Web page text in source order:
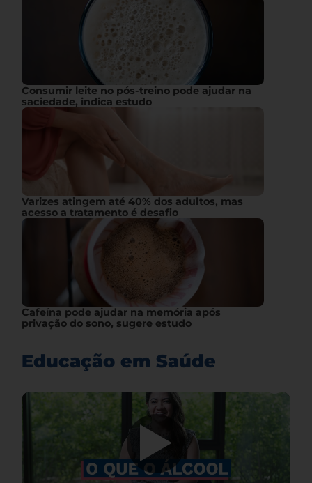
Consumir leite no pós-treino pode ajudar na
saciedade, indica estudo
Varizes atingem até 40% dos adultos, mas
acesso a tratamento é desafio
Cafeína pode ajudar na memória após
privação do sono, sugere estudo
Educação em Saúde